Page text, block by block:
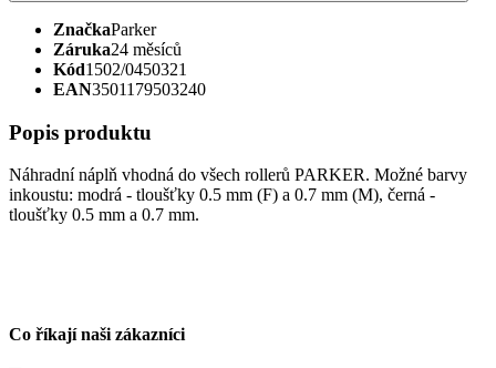
ZnačkaParker
Záruka24 měsíců
Kód1502/0450321
EAN3501179503240
Popis produktu
Náhradní náplň vhodná do všech rollerů PARKER. Možné barvy
inkoustu: modrá - tloušťky 0.5 mm (F) a 0.7 mm (M), černá -
tloušťky 0.5 mm a 0.7 mm.
Co říkají naši zákazníci